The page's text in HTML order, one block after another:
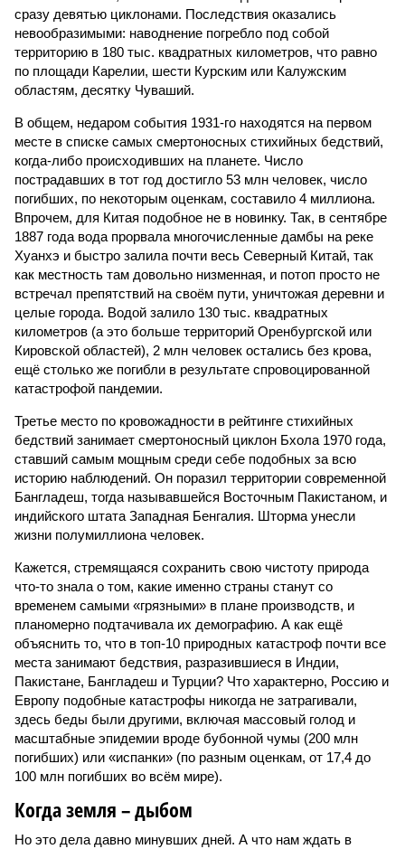
сразу девятью циклонами. Последствия оказались
невообразимыми: наводнение погребло под собой
территорию в 180 тыс. квадратных километров, что равно
по площади Карелии, шести Курским или Калужским
областям, десятку Чуваший.
В общем, недаром события 1931-го находятся на первом
месте в списке самых смертоносных стихийных бедствий,
когда-либо происходивших на планете. Число
пострадавших в тот год достигло 53 млн человек, число
погибших, по некоторым оценкам, составило 4 миллиона.
Впрочем, для Китая подобное не в новинку. Так, в сентябре
1887 года вода прорвала многочисленные дамбы на реке
Хуанхэ и быстро залила почти весь Северный Китай, так
как местность там довольно низменная, и потоп просто не
встречал препятствий на своём пути, уничтожая деревни и
целые города. Водой залило 130 тыс. квадратных
километров (а это больше территорий Оренбургской или
Кировской областей), 2 млн человек остались без крова,
ещё столько же погибли в результате спровоцированной
катастрофой пандемии.
Третье место по кровожадности в рейтинге стихийных
бедствий занимает смертоносный циклон Бхола 1970 года,
ставший самым мощным среди себе подобных за всю
историю наблюдений. Он поразил территории современной
Бангладеш, тогда называвшейся Восточным Пакистаном, и
индийского штата Западная Бенгалия. Шторма унесли
жизни полумиллиона человек.
Кажется, стремящаяся сохранить свою чистоту природа
что-то знала о том, какие именно страны станут со
временем самыми «грязными» в плане производств, и
планомерно подтачивала их демографию. А как ещё
объяснить то, что в топ-10 природных катастроф почти все
места занимают бедствия, разразившиеся в Индии,
Пакистане, Бангладеш и Турции? Что характерно, Россию и
Европу подобные катастрофы никогда не затрагивали,
здесь беды были другими, включая массовый голод и
масштабные эпидемии вроде бубонной чумы (200 млн
погибших) или «испанки» (по разным оценкам, от 17,4 до
100 млн погибших во всём мире).
Когда земля – дыбом
Но это дела давно минувших дней. А что нам ждать в